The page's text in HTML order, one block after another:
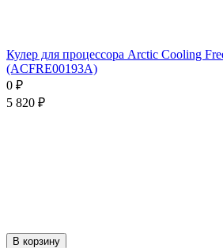
Кулер для процессора Arctic Cooling
(ACFRE00193A)
0 ₽
5 820 ₽
В корзину